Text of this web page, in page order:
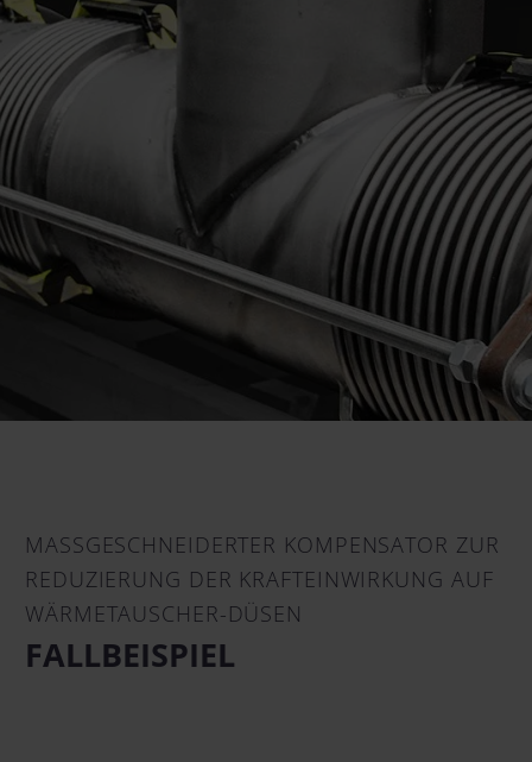
MASSGESCHNEIDERTER KOMPENSATOR ZUR
REDUZIERUNG DER KRAFTEINWIRKUNG AUF
WÄRMETAUSCHER-DÜSEN
FALLBEISPIEL